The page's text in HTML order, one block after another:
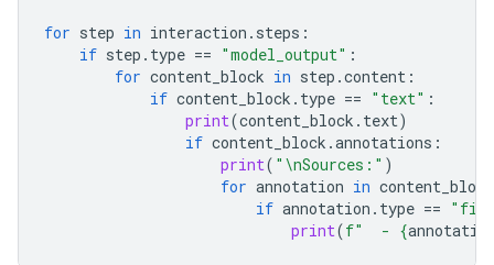
for step in interaction . steps :
if step . type == "model_output" :
for content_block in step .content :
if content_block . type == "text" :
print(content_block . text)
if content_block .annotations :
print( " \nSources:" )
for annotation in content_block
if annotation . type ==
print(f"  - {